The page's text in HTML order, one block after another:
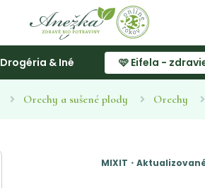
Drogéria & Iné 🩷 Eifela -
Orechy a sušené plody Orechy
MIXIT・Aktualizované